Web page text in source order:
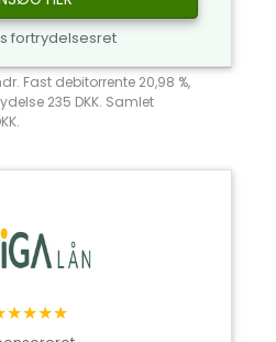
fortrydelsesret
Fast debitorrente 20,98 %,
235 DKK. Samlet